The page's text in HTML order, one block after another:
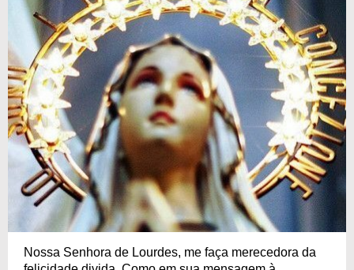
Nossa Senhora de Lourdes, me faça merecedora da